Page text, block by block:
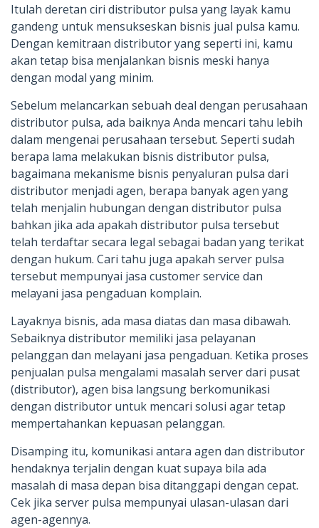
Itulah deretan ciri distributor pulsa yang layak kamu
gandeng untuk mensukseskan bisnis jual pulsa kamu.
Dengan kemitraan distributor yang seperti ini, kamu
akan tetap bisa menjalankan bisnis meski hanya
dengan modal yang minim.
Sebelum melancarkan sebuah deal dengan perusahaan
distributor pulsa, ada baiknya Anda mencari tahu lebih
dalam mengenai perusahaan tersebut. Seperti sudah
berapa lama melakukan bisnis distributor pulsa,
bagaimana mekanisme bisnis penyaluran pulsa dari
distributor menjadi agen, berapa banyak agen yang
telah menjalin hubungan dengan distributor pulsa
bahkan jika ada apakah distributor pulsa tersebut
telah terdaftar secara legal sebagai badan yang terikat
dengan hukum. Cari tahu juga apakah server pulsa
tersebut mempunyai jasa customer service dan
melayani jasa pengaduan komplain.
Layaknya bisnis, ada masa diatas dan masa dibawah.
Sebaiknya distributor memiliki jasa pelayanan
pelanggan dan melayani jasa pengaduan. Ketika proses
penjualan pulsa mengalami masalah server dari pusat
(distributor), agen bisa langsung berkomunikasi
dengan distributor untuk mencari solusi agar tetap
mempertahankan kepuasan pelanggan.
Disamping itu, komunikasi antara agen dan distributor
hendaknya terjalin dengan kuat supaya bila ada
masalah di masa depan bisa ditanggapi dengan cepat.
Cek jika server pulsa mempunyai ulasan-ulasan dari
agen-agennya.